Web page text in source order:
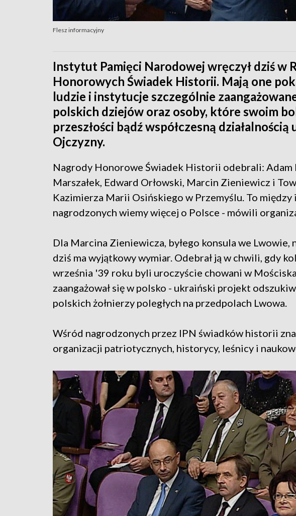
Flesz informacyjny
Instytut Pamięci Narodowej wręczył dziś w
Honorowych Świadek Historii. Mają one
ludzie i instytucje szczególnie
polskich dziejów oraz osoby, które swoim
przeszłości bądź współczesną działalnością
Ojczyzny.
Nagrody Honorowe Świadek Historii odebrali: Adam
Marszałek, Edward Orłowski, Marcin Zieniewicz i
Kazimierza Marii Osińskiego w Przemyślu. To
nagrodzonych wiemy więcej o Polsce - mówili
Dla Marcina Zieniewicza, byłego konsula we Lwowie,
dziś ma wyjątkowy wymiar. Odebrał ją w chwili, gdy
września '39 roku byli uroczyście chowani w
zaangażował się w polsko - ukraiński projekt
polskich żołnierzy poległych na przedpolach Lwowa.
Wśród nagrodzonych przez IPN świadków historii
organizacji patriotycznych, historycy, leśnicy i